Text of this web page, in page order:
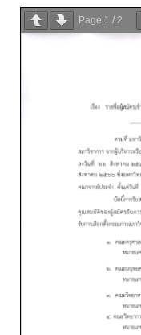
Page 1 / 2